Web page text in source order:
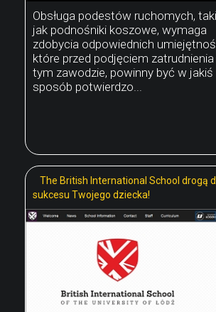
Obsługa podestów ruchomych,
jak podnośniki koszowe, wymaga
zdobycia odpowiednich
które przed podjęciem
tym zawodzie, powinny być w jakiś
sposób potwierdzo...
The British International School drogą
sukcesu Twojego dziecka!